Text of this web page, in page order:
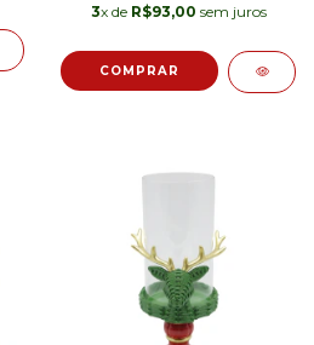
3x de R$93,00 sem juros